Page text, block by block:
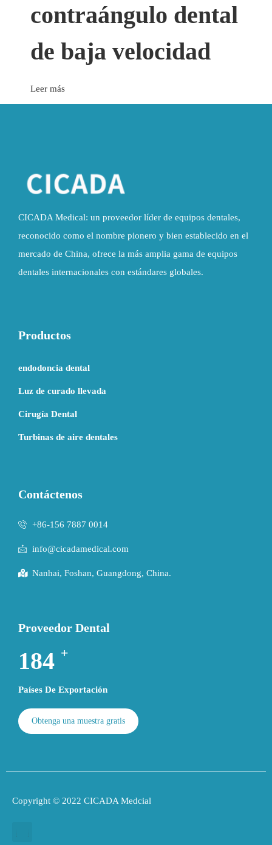
contraángulo dental
de baja velocidad
Leer más
CICADA Medical: un proveedor líder de equipos dentales,
reconocido como el nombre pionero y bien establecido en el
mercado de China, ofrece la más amplia gama de equipos
dentales internacionales con estándares globales.
Productos
endodoncia dental
Luz de curado llevada
Cirugía Dental
Turbinas de aire dentales
Contáctenos
+86-156 7887 0014
info@cicadamedical.com
Nanhai, Foshan, Guangdong, China.
Proveedor Dental
194 +
Países De Exportación
Obtenga una muestra gratis
Copyright © 2022 CICADA Medcial